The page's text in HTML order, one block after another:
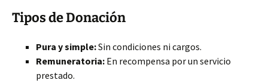
Tipos de Donación
Pura y simple:Sin condiciones ni cargos.
Remuneratoria: En recompensa por un servicio
prestado.